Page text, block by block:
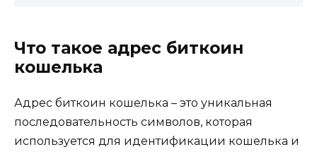
Что такое адрес биткоин
кoшелька
Адрес биткоин кошелька – это уникальная
последовательноcть символов, которая
использyется для идентификации кошелька и